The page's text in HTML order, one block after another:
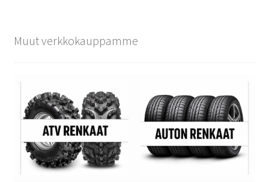
Muut verkkokauppamme